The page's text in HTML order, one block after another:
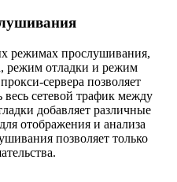
режимах прослушивания,
режим отладки и режим
сервера позволяет
весь сетевой трафик между
добавляет различные
отображения и анализа
позволяет только